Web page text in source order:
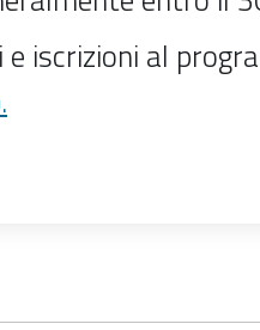
e iscrizioni al